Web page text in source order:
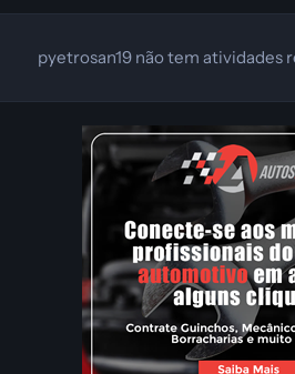
pyetrosan19 não tem atividades